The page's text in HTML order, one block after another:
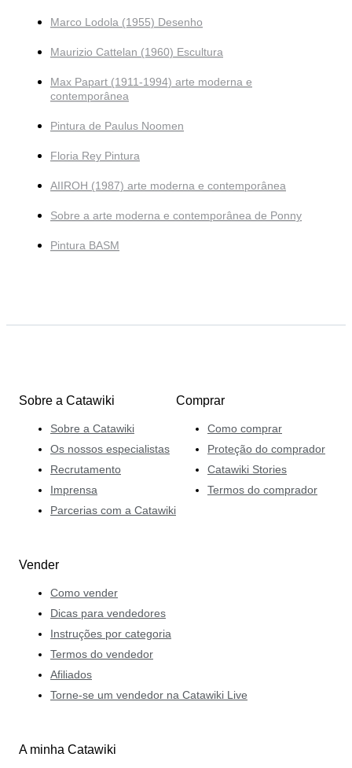
Marco Lodola (1955) Desenho
Maurizio Cattelan (1960) Escultura
Max Papart (1911-1994) arte moderna e
contemporânea
Pintura de Paulus Noomen
Floria Rey Pintura
AIIROH (1987) arte moderna e contemporânea
Sobre a arte moderna e contemporânea de Ponny
Pintura BASM
Sobre a Catawiki
Sobre a Catawiki
Os nossos especialistas
Recrutamento
Imprensa
Parcerias com a Catawiki
Comprar
Como comprar
Proteção do comprador
Catawiki Stories
Termos do comprador
Vender
Como vender
Dicas para vendedores
Instruções por categoria
Termos do vendedor
Afiliados
Torne-se um vendedor na Catawiki Live
A minha Catawiki